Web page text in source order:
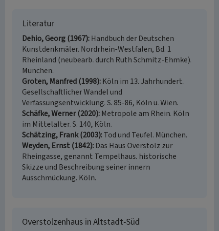
Literatur
Dehio, Georg (1967) Handbuch der Deutschen
Kunstdenkmäler. Nordrhein-Westfalen, Bd. 1
Rheinland (neubearb. durch Ruth Schmitz-Ehmke).
München.
Groten, Manfred (1998) Köln im 13. Jahrhundert.
Gesellschaftlicher Wandel und
Verfassungsentwicklung. S. 85-86, Köln u. Wien.
Schäfke, Werner (2020) Metropole am Rhein. Köln
im Mittelalter. S. 140, Köln.
Schätzing, Frank (2003) Tod und Teufel. München.
Weyden, Ernst (1842) Das Haus Overstolz zur
Rheingasse, genannt Tempelhaus. historische
Skizze und Beschreibung seiner innern
Ausschmückung. Köln.
Overstolzenhaus in Altstadt-Süd